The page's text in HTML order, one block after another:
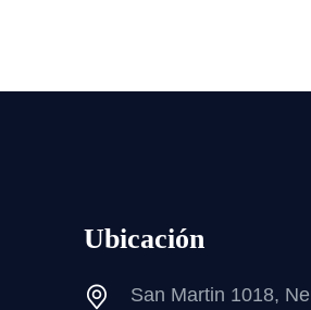
Ubicación
San Martin 1018,